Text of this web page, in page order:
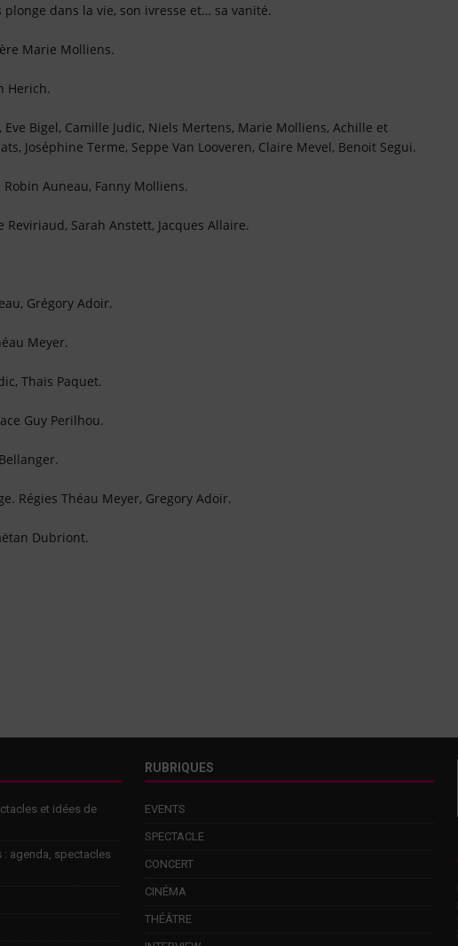
dans la vie, son ivresse et… sa vanité.
Marie Molliens.
Herich.
Bigel, Camille Judic, Niels Mertens, Marie Molliens, Achille et
Joséphine Terme, Seppe Van Looveren, Claire Mevel, Benoit Segui.
Auneau, Fanny Molliens.
Sarah Anstett, Jacques Allaire.
Grégory Adoir.
Meyer.
Thaïs Paquet.
Guy Perilhou.
Régies Théau Meyer, Gregory Adoir.
Dubriont.
et idées de
: agenda, spectacles
RUBRIQUES
EVENTS
SPECTACLE
CONCERT
CINÉMA
THÉÂTRE